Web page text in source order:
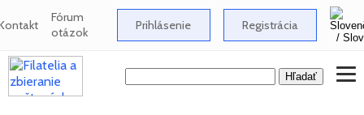
Fórum
otázok Prihlásenie Registrácia